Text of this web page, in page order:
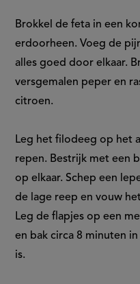
Brokkel de feta in een
erdoorheen. Voeg de
alles goed door elkaar.
versgemalen peper en
citroen.
Leg het filodeeg op het
repen. Bestrijk met een
op elkaar. Schep een
de lage reep en vouw
Leg de flapjes op een
en bak circa 8 minuten
is.